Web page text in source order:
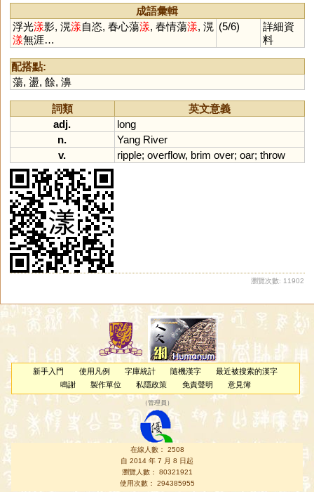
成語彙輯
浮光漾影, 滉漾自恣, 春心蕩漾, 春情蕩漾, 滉
漾無涯…
(5/6)
詳細資
料
配搭點:
蕩, 盪, 餘, 濞
詞類
英文意義
adj.
long
n.
Yang River
v.
ripple; overflow, brim over; oar; throw
瀏覽次數: 11902
新手入門 使用凡例 字庫統計 隨機漢字
最近被搜索的漢字
鳴謝
製作單位 私隱政策 免責聲明 意見簿
（管理員 ）
在線人數： 2508
自 2014 年 7 月 8 日起
瀏覽人數： 80321921
使用次數： 294385955